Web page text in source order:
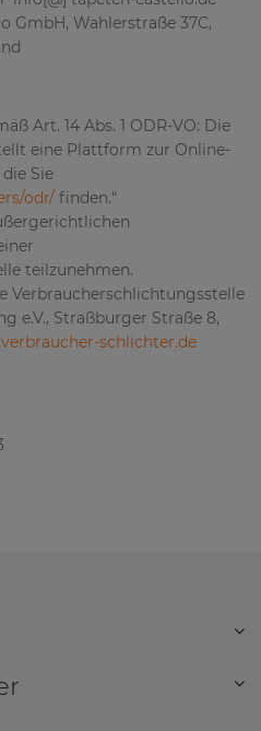
GmbH, Wahlerstraße 37C,
Art. 14 Abs. 1 ODR-VO: Die
eine Plattform zur Online-
Sie
odr/ finden.“
teilzunehmen.
Verbraucherschlichtungsstelle
e.V., Straßburger Straße 8,
schlichter.de